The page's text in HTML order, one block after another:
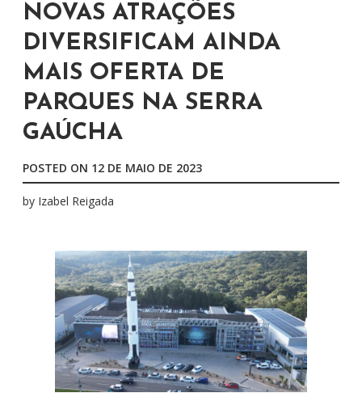
a
r
p
o
r
:
NOVAS ATRAÇÕES
DIVERSIFICAM AINDA
MAIS OFERTA DE
PARQUES NA SERRA
GAÚCHA
POSTED ON 12 DE MAIO DE 2023
by Izabel Reigada